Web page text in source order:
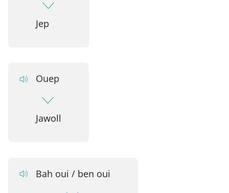
Jep
Ouep
Jawoll
Bah oui / ben oui